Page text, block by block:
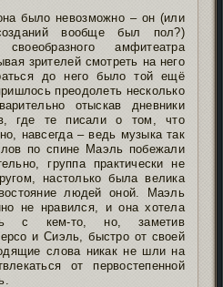
было невозможно – он (или
вообще был пол?)
амфитеатра
зрителей смотреть на него
до него было той ещё
преодолеть несколько
отыскав дневники
где те писали о том, что
навсегда – ведь музыка так
по спине Маэль побежали
группа практически не
настолько была велика
людей оной. Маэль
не нравился, и она хотела
с кем-то, но, заметив
и Сиэль, быстро от своей
слова никак не шли на
от первостепенной